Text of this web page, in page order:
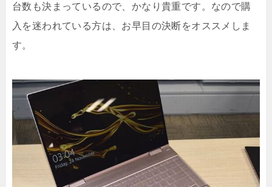
台数も決まっているので、かなり貴重です。なので購
入を迷われている方は、お早目の決断をオススメしま
す。